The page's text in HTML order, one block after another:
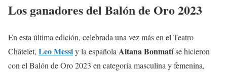
Los ganadores del Balón de Oro 2023
En esta última edición, celebrada una vez más en el Teatro
Châtelet, Leo Messiy la españolaAitana Bonmatíse hicieron
con el Balón de Oro 2023 en categoría masculina y femenina,